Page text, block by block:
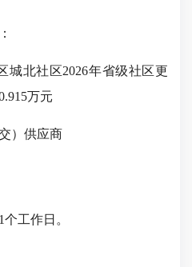
城北社区2026年省级社区更
万元
）供应商
1个工作日。